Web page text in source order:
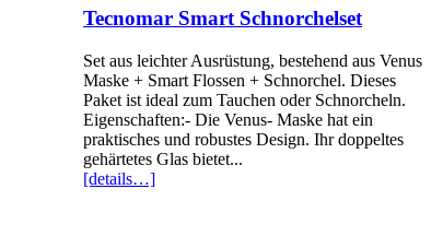
Tecnomar Smart Schnorchelset
Set aus leichter Ausrüstung, bestehend aus Venus
Maske + Smart Flossen + Schnorchel. Dieses
Paket ist ideal zum Tauchen oder Schnorcheln.
Eigenschaften:- Die Venus- Maske hat ein
praktisches und robustes Design. Ihr doppeltes
gehärtetes Glas bietet...
[details…]